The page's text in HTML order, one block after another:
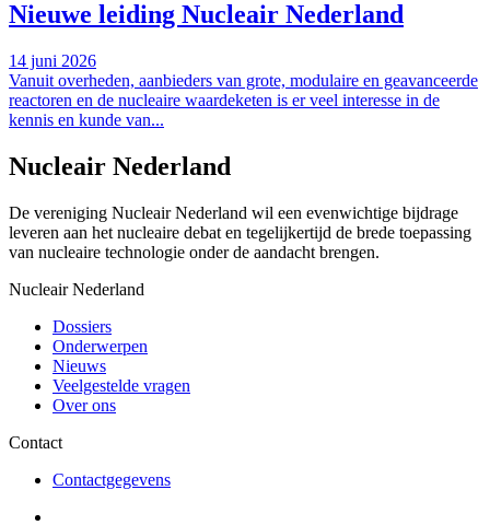
Nieuwe leiding Nucleair Nederland
14 juni 2026
Vanuit overheden, aanbieders van grote, modulaire en geavanceerde
reactoren en de nucleaire waardeketen is er veel interesse in de
kennis en kunde van...
Nucleair Nederland
De vereniging Nucleair Nederland wil een evenwichtige bijdrage
leveren aan het nucleaire debat en tegelijkertijd de brede toepassing
van nucleaire technologie onder de aandacht brengen.
Nucleair Nederland
Dossiers
Onderwerpen
Nieuws
Veelgestelde vragen
Over ons
Contact
Contactgegevens